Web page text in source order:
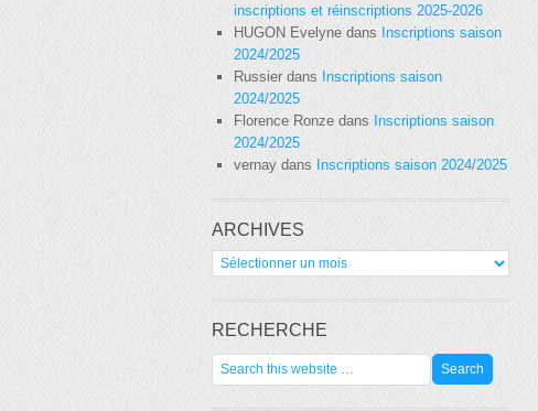
inscriptions et réinscriptions 2025-2026
HUGON Evelyne dans
Inscriptions saison
2024/2025
Russier dans Inscriptions saison
2024/2025
Florence Ronze dans Inscriptions saison
2024/2025
vernay dans Inscriptions saison 2024/2025
ARCHIVES
Archives
RECHERCHE